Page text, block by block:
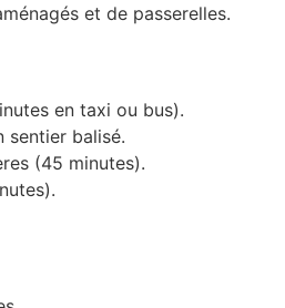
et de passerelles.
en taxi ou bus).
sentier balisé.
(45 minutes).